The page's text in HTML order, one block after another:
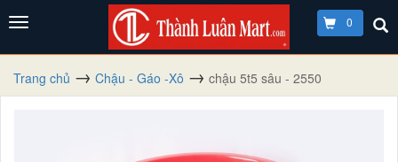
0
Trang chủ Chậu - Gáo -Xô chậu 5t5 sâu - 2550